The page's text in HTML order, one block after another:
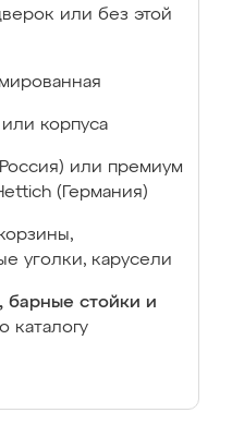
или без этой
корпуса
или премиум
(Германия)
уголки, карусели
барные стойки и
каталогу